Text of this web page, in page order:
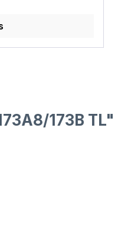
173B TL"